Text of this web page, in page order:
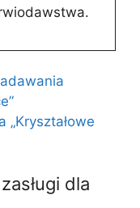
„Kryształowe
dla